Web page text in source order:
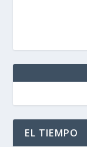
EL TIEMPO